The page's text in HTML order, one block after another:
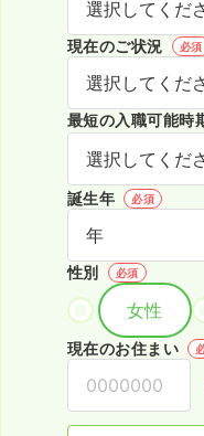
現在のご状況 必須
最短の入職可能時
誕生年 必須
性別 必須
女性
現在のお住まい